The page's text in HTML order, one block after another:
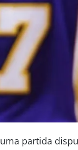
partida